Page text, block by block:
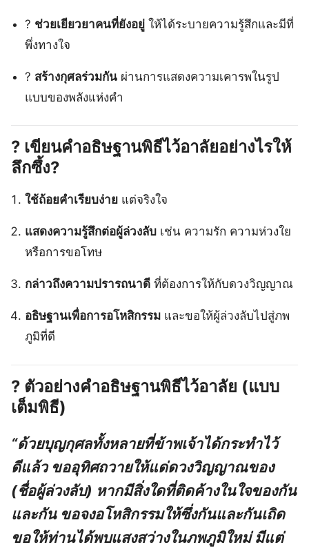
? ช่วยเยียวยาคนที่ยังอยู่ ให้ได้ระบายความรู้สึกและมีที่
พึ่งทางใจ
? สร้างกุศลร่วมกัน ผ่านการแสดงความเคารพในรูป
แบบของพลังแห่งคำ
? เขียนคำอธิษฐานพิธีไว้อาลัยอย่างไรให้
ลึกซึ้ง?
ใช้ถ้อยคำเรียบง่าย แต่จริงใจ
แสดงความรู้สึกต่อผู้ล่วงลับ เช่น ความรัก ความห่วงใย
หรือการขอโทษ
กล่าวถึงความปรารถนาดี ที่ต้องการให้กับดวงวิญญาณ
อธิษฐานเพื่อการอโหสิกรรม และขอให้ผู้ล่วงลับไปสู่ภพ
ภูมิที่ดี
? ตัวอย่างคำอธิษฐานพิธีไว้อาลัย (แบบ
เต็มพิธี)
“ด้วยบุญกุศลทั้งหลายที่ข้าพเจ้าได้กระทำไว้
ดีแล้ว ขออุทิศถวายให้แด่ดวงวิญญาณของ
(ชื่อผู้ล่วงลับ) หากมีสิ่งใดที่ติดค้างในใจของกัน
และกัน ขอจงอโหสิกรรมให้ซึ่งกันและกันเถิด
ขอให้ท่านได้พบแสงสว่างในภพภูมิใหม่ มีแต่